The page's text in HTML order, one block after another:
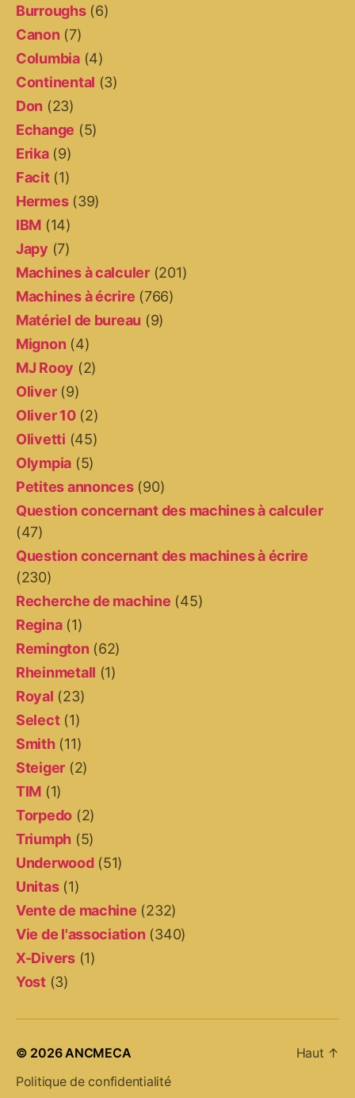
Burroughs(6)
Canon (7)
Columbia(4)
Continental (3)
Don (23)
Echange (5)
Erika(9)
Facit(1)
Hermes(39)
IBM (14)
Japy (7)
Machines à calculer(201)
Machines à écrire (766)
Matériel de bureau (9)
Mignon (4)
MJ Rooy (2)
Oliver(9)
Oliver 10(2)
Olivetti (45)
Olympia (5)
Petites annonces(90)
Question concernant des machines à calculer
(47)
Question concernant des machines à écrire
(230)
Recherche de machine (45)
Regina(1)
Remington (62)
Rheinmetall (1)
Royal (23)
Select(1)
Smith(11)
Steiger (2)
TIM (1)
Torpedo (2)
Triumph (5)
Underwood(51)
Unitas(1)
Vente de machine (232)
Vie de l'association (340)
X-Divers(1)
Yost(3)
© 2026 ANCMECA
Politique de confidentialité
Haut ↑